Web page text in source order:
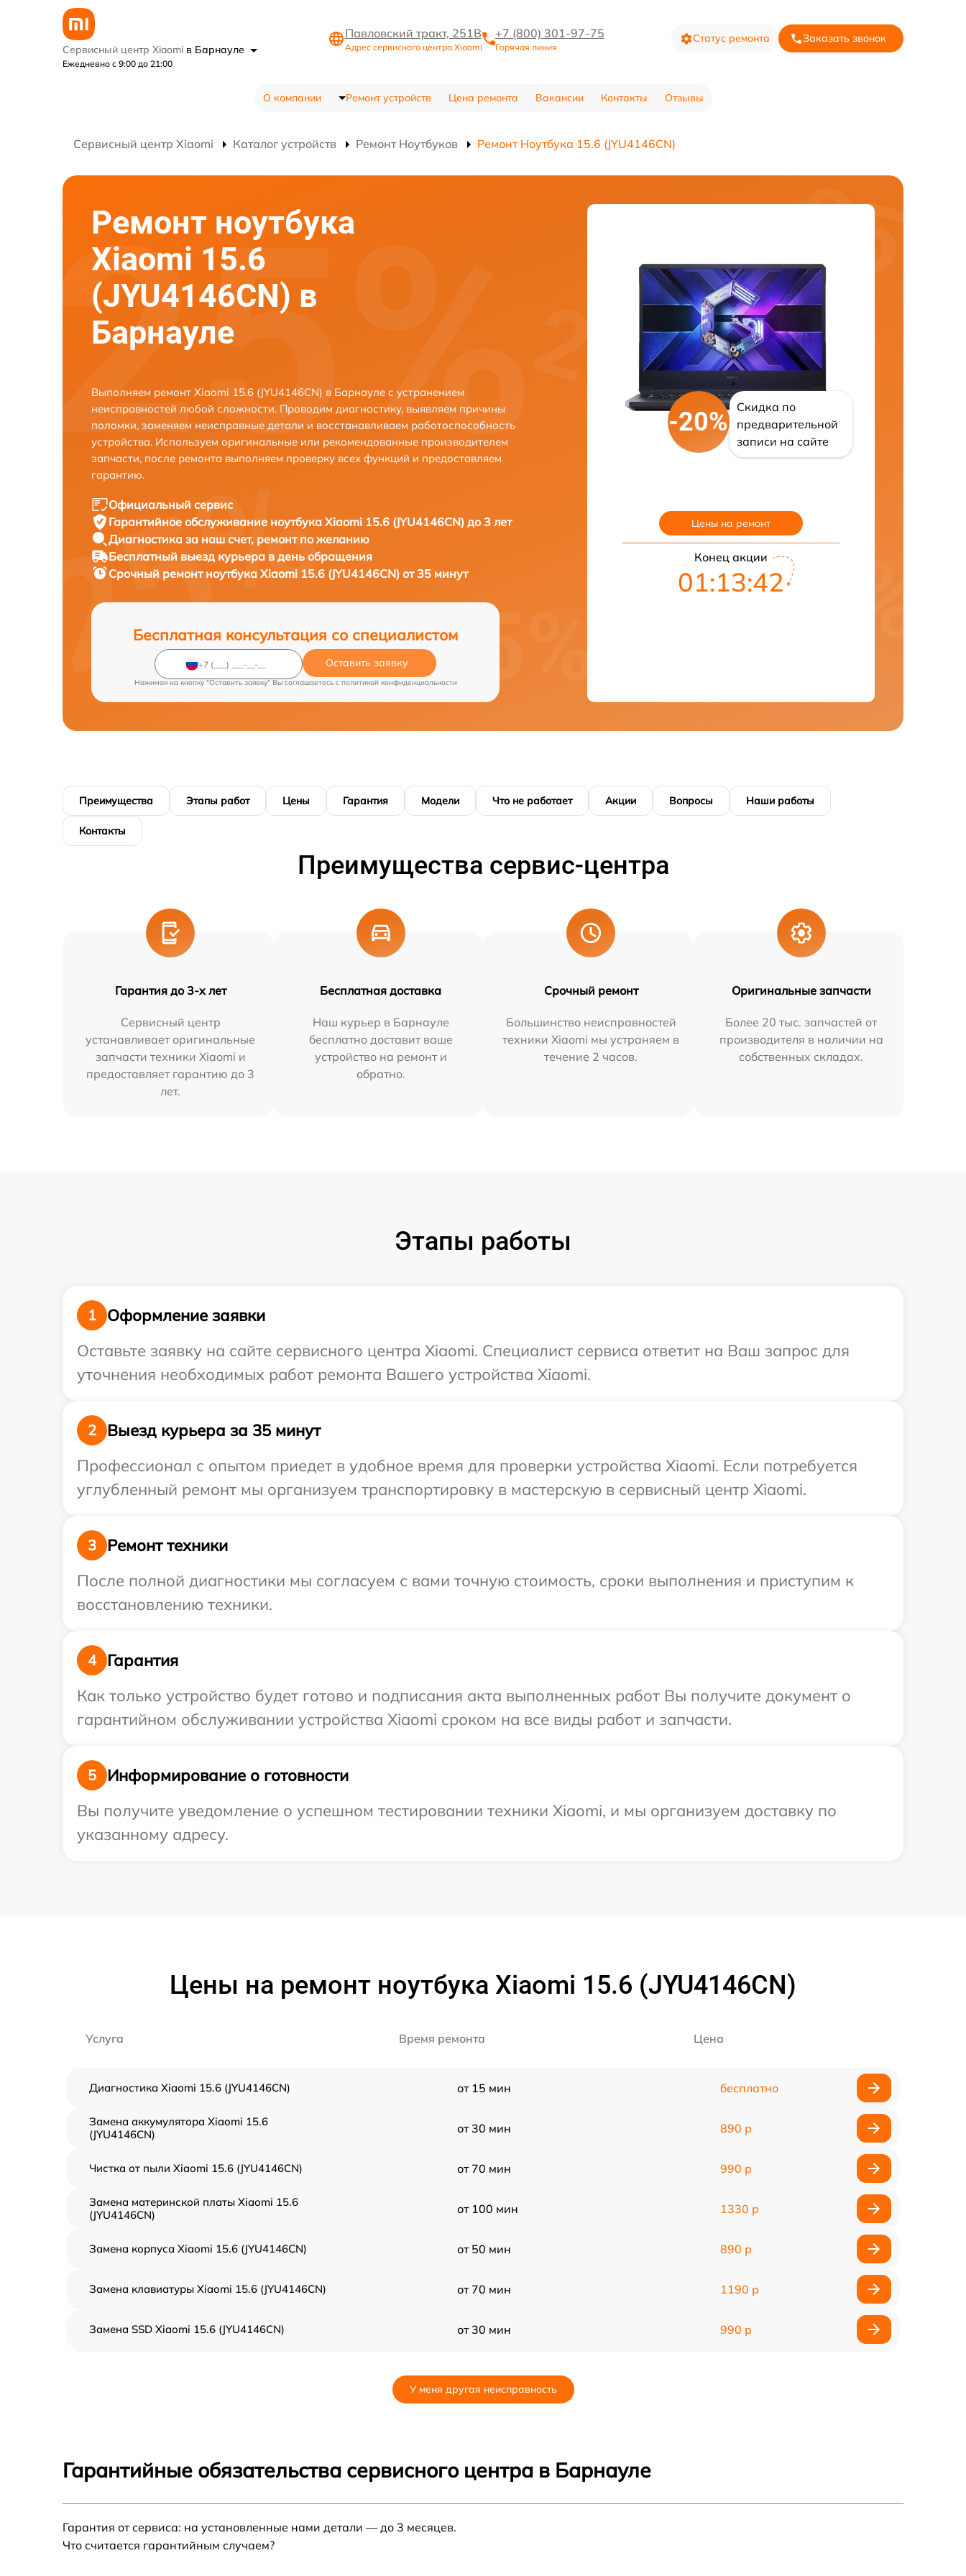
Сервисный центр Xiaomi в Барнауле
Ежедневно с 9:00 до 21:00
Павловский тракт, 251В
Адрес сервисного центра Xiaomi
+7 (800) 301-97-75
Горячая линия
Статус ремонта Заказать звонок
О компании Ремонт устройств Цена ремонта Вакансии Контакты Отзывы
Сервисный центр Xiaomi Каталог устройств Ремонт Ноутбуков Ремонт Ноутбука 15.6 (JYU4146CN)
Ремонт ноутбука
Xiaomi 15.6
(JYU4146CN) в
Барнауле
Выполняем ремонт Xiaomi 15.6 (JYU4146CN) в Барнауле с устранением
неисправностей любой сложности. Проводим диагностику, выявляем причины
поломки, заменяем неисправные детали и восстанавливаем работоспособность
устройства. Используем оригинальные или рекомендованные производителем
запчасти, после ремонта выполняем проверку всех функций и предоставляем
гарантию.
Официальный сервис
Гарантийное обслуживание ноутбука Xiaomi 15.6 (JYU4146CN) до 3 лет
Диагностика за наш счет, ремонт по желанию
Бесплатный выезд курьера в день обращения
Срочный ремонт ноутбука Xiaomi 15.6 (JYU4146CN) от 35 минут
Бесплатная консультация со специалистом
Оставить заявку
Нажимая на кнопку "Оставить заявку" Вы соглашаетесь c политикой конфиденциальности
-20%
Скидка по
предварительной
записи на сайте
Цены на ремонт
Конец акции
01:13:41
Преимущества Этапы работ Цены Гарантия Модели Что не работает Акции Вопросы Наши работы
Контакты
Преимущества сервис-центра
Гарантия до 3-х лет
Сервисный центр
устанавливает оригинальные
запчасти техники Xiaomi и
предоставляет гарантию до 3
лет.
Бесплатная доставка
Наш курьер в Барнауле
бесплатно доставит ваше
устройство на ремонт и
обратно.
Срочный ремонт
Большинство неисправностей
техники Xiaomi мы устраняем в
течение 2 часов.
Оригинальные запчасти
Более 20 тыс. запчастей от
производителя в наличии на
собственных складах.
Этапы работы
1
Оформление заявки
Оставьте заявку на сайте сервисного центра Xiaomi. Специалист сервиса ответит на Ваш запрос для
уточнения необходимых работ ремонта Вашего устройства Xiaomi.
2
Выезд курьера за 35 минут
Профессионал с опытом приедет в удобное время для проверки устройства Xiaomi. Если потребуется
углубленный ремонт мы организуем транспортировку в мастерскую в сервисный центр Xiaomi.
3
Ремонт техники
После полной диагностики мы согласуем с вами точную стоимость, сроки выполнения и приступим к
восстановлению техники.
4
Гарантия
Как только устройство будет готово и подписания акта выполненных работ Вы получите документ о
гарантийном обслуживании устройства Xiaomi сроком на все виды работ и запчасти.
5
Информирование о готовности
Вы получите уведомление о успешном тестировании техники Xiaomi, и мы организуем доставку по
указанному адресу.
Цены на ремонт ноутбука Xiaomi 15.6 (JYU4146CN)
Услуга Время ремонта Цена
Диагностика Xiaomi 15.6 (JYU4146CN) от 15 мин бесплатно
Замена аккумулятора Xiaomi 15.6
(JYU4146CN)
от 30 мин 890 р
Чистка от пыли Xiaomi 15.6 (JYU4146CN) от 70 мин 990 р
Замена материнской платы Xiaomi 15.6
(JYU4146CN)
от 100 мин 1330 р
Замена корпуса Xiaomi 15.6 (JYU4146CN) от 50 мин 890 р
Замена клавиатуры Xiaomi 15.6 (JYU4146CN) от 70 мин 1190 р
Замена SSD Xiaomi 15.6 (JYU4146CN) от 30 мин 990 р
Замена термопасты Xiaomi 15.6 (JYU4146CN)
У меня другая неисправность
Гарантийные обязательства сервисного центра в Барнауле
Гарантия от сервиса: на установленные нами детали — до 3 месяцев.
Что считается гарантийным случаем?